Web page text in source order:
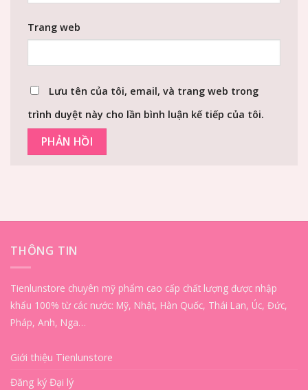
Trang web
Lưu tên của tôi, email, và trang web trong
trình duyệt này cho lần bình luận kế tiếp của tôi.
THÔNG TIN
Tienlunstore chuyên mỹ phẩm cao cấp chất lượng được nhập
khẩu 100% từ các nước: Mỹ, Nhật, Hàn Quốc, Thái Lan, Úc, Đức,
Pháp, Anh, Nga…
Giới thiệu Tienlunstore
Đăng ký Đại lý